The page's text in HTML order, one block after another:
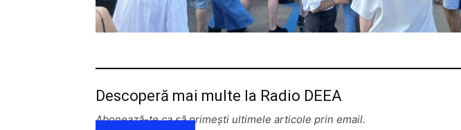
Descoperă mai multe la Radio DEEA
Abonează-te ca să primești ultimele articole prin email.